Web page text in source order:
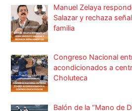
Manuel Zelaya
Salazar y rechaza
familia
Congreso Nacional
acondicionados a
Choluteca
Balón de la “Mano de